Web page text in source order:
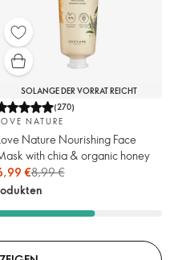
SOLANGE DER VORRAT REICHT
(270)
NATURE
Nature Nourishing Face
with chia & organic honey
€8,99 €